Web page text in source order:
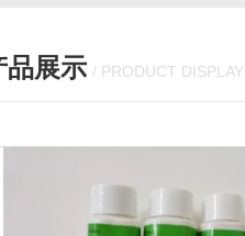
品展示 / PRODUCT DISPLAY